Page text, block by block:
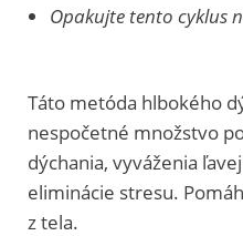
Opakujte tento cyklus
Táto metóda hlbokého
nespočetné množstvo
dýchania, vyváženia
eliminácie stresu.
z tela.